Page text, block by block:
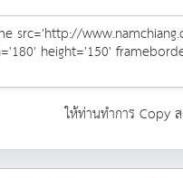
ให้ท่านทำการ Copy